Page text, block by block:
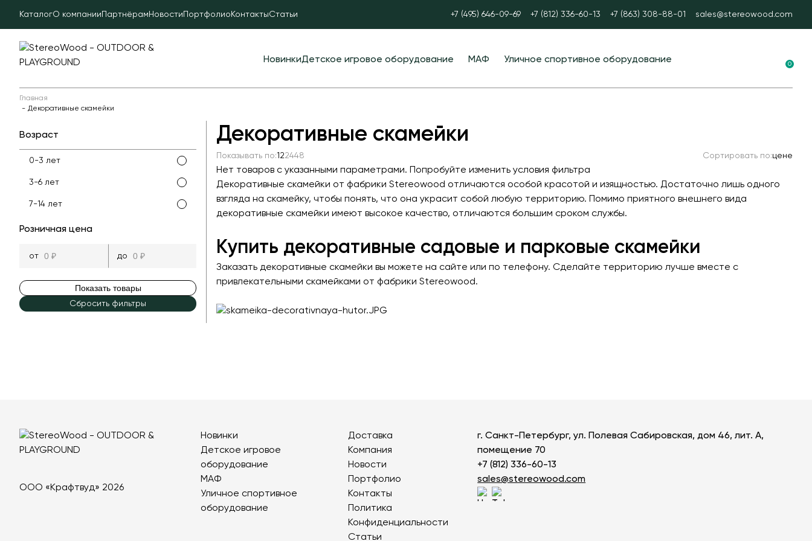
КаталогО компании Партнёрам Новости Портфолио КонтактыСтатьи +7 (495) 646-09-69 +7 (812) 336-60-13 +7 (863) 308-88-01 sales@stereowood.com
НовинкиДетское игровое оборудование
Детские горки
Полосы препятствий
Пространственные сетки
Качели
Детские карусели
Игровые домики
Показать все товары
МАФ
Велопарковки
Контейнерные площадки для ТБО
Навесы и беседки
Лежаки и шезлонги
Стенды и указатели
Оборудование для выгула и
Уличное спортивное оборудование
УРБАНИКА спорт
Теннисные столы
Мобильные и стационарные
трибуны
0
Главная
Декоративные скамейки
Возраст
0-3 лет
3-6 лет
7-14 лет
Розничная цена
Показать товары
Сбросить фильтры
Декоративные скамейки
Показывать по:122448 Сортировать по:цене
Нет товаров с указанными параметрами. Попробуйте изменить условия фильтра
Декоративные скамейки от фабрики Stereowood отличаются особой красотой и изящностью. Достаточно лишь одного
взгляда на скамейку, чтобы понять, что она украсит собой любую территорию. Помимо приятного внешнего вида
декоративные скамейки имеют высокое качество, отличаются большим сроком службы.
Купить декоративные садовые и парковые скамейки
Заказать декоративные скамейки вы можете на сайте или по телефону. Сделайте территорию лучше вместе с
привлекательными скамейками от фабрики Stereowood.
Новинки
Детское игровое
оборудование
МАФ
Уличное спортивное
оборудование
Доставка
Компания
Новости
Портфолио
Контакты
Политика
Конфиденциальности
Статьи
г. Санкт-Петербург, ул. Полевая Сабировская, дом 46, лит. А,
помещение 70
+7 (812) 336-60-13
sales@stereowood.com
ООО «Крафтвуд» 2026